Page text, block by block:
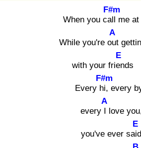
When you call
F#m
me
While you're out
A
with your frien
E
Every hi,
F#m
every
every I l
A
ove
you've ever said
E